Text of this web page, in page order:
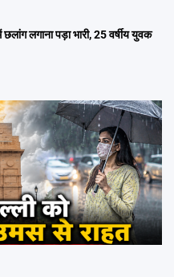
लगाना पड़ा भारी, 25 वर्षीय युवक